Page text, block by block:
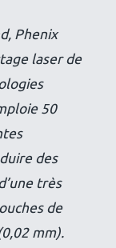
Phenix
laser de
50
des
très
de
mm).